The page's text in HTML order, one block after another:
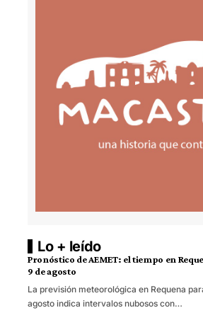
Lo + leído
Pronóstico de AEMET: el tiempo en
9 de agosto
La previsión meteorológica en Requena
agosto indica intervalos nubosos con…